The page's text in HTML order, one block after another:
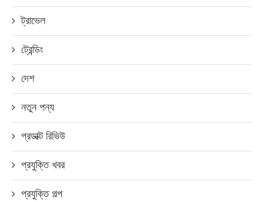
ট্রাভেল
ট্রেন্ডিং
দেশ
নতুন পন্য
প্রডাক্ট রিভিউ
প্রযুক্তি খবর
প্রযুক্তি গল্প